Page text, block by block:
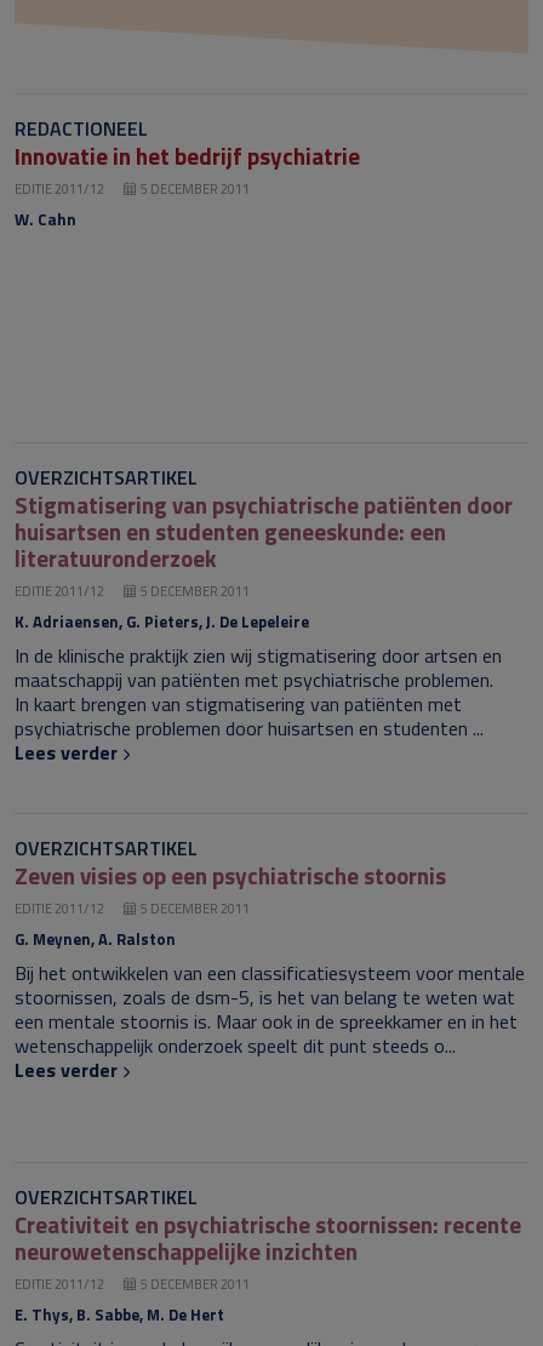
REDACTIONEEL
Innovatie in het bedrijf psychiatrie
EDITIE 2011/12 5 DECEMBER 2011
W. Cahn
OVERZICHTSARTIKEL
Stigmatisering van psychiatrische patiënten door
huisartsen en studenten geneeskunde: een
literatuuronderzoek
EDITIE 2011/12 5 DECEMBER 2011
K. Adriaensen, G. Pieters, J. De Lepeleire
In de klinische praktijk zien wij stigmatisering door artsen en
maatschappij van patiënten met psychiatrische problemen.
In kaart brengen van stigmatisering van patiënten met
psychiatrische problemen door huisartsen en studenten ...
Lees verder
OVERZICHTSARTIKEL
Zeven visies op een psychiatrische stoornis
EDITIE 2011/12 5 DECEMBER 2011
G. Meynen, A. Ralston
Bij het ontwikkelen van een classificatiesysteem voor mentale
stoornissen, zoals de dsm-5, is het van belang te weten wat
een mentale stoornis is. Maar ook in de spreekkamer en in het
wetenschappelijk onderzoek speelt dit punt steeds o...
Lees verder
OVERZICHTSARTIKEL
Creativiteit en psychiatrische stoornissen: recente
neurowetenschappelijke inzichten
EDITIE 2011/12 5 DECEMBER 2011
E. Thys, B. Sabbe, M. De Hert